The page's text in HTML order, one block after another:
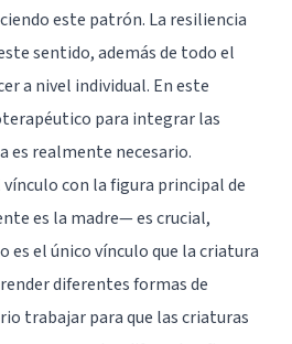
este patrón. La resiliencia
sentido, además de todo el
a nivel individual. En este
para integrar las
es realmente necesario.
con la figura principal de
es la madre— es crucial,
es el único vínculo que la criatura
diferentes formas de
trabajar para que las criaturas